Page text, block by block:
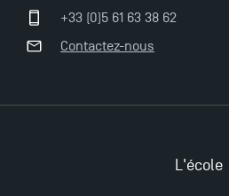
2025+33 (0)5 61 63 38 62
Contactez-nous
L'école